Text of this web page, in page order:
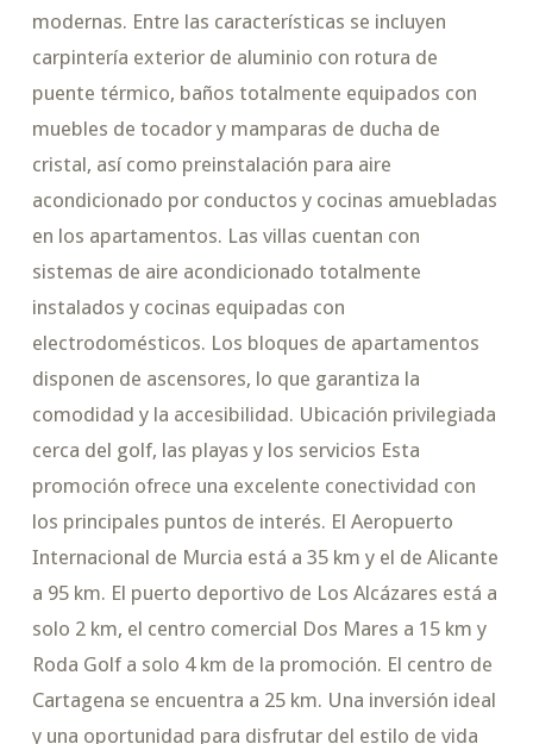
modernas. Entre las características se incluyen
carpintería exterior de aluminio con rotura de
puente térmico, baños totalmente equipados con
muebles de tocador y mamparas de ducha de
cristal, así como preinstalación para aire
acondicionado por conductos y cocinas amuebladas
en los apartamentos. Las villas cuentan con
sistemas de aire acondicionado totalmente
instalados y cocinas equipadas con
electrodomésticos. Los bloques de apartamentos
disponen de ascensores, lo que garantiza la
comodidad y la accesibilidad. Ubicación privilegiada
cerca del golf, las playas y los servicios Esta
promoción ofrece una excelente conectividad con
los principales puntos de interés. El Aeropuerto
Internacional de Murcia está a 35 km y el de Alicante
a 95 km. El puerto deportivo de Los Alcázares está a
solo 2 km, el centro comercial Dos Mares a 15 km y
Roda Golf a solo 4 km de la promoción. El centro de
Cartagena se encuentra a 25 km. Una inversión ideal
y una oportunidad para disfrutar del estilo de vida